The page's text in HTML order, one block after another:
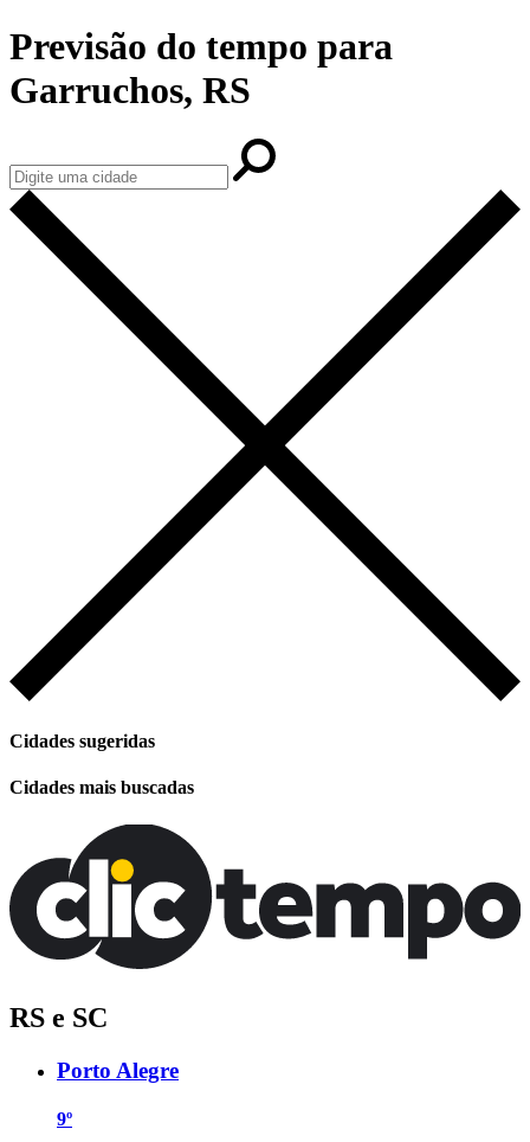
Previsão do tempo para
Garruchos, RS
Cidades sugeridas
Cidades mais buscadas
RS e SC
Porto Alegre
9º